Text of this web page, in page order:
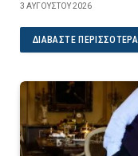
3 ΑΥΓΟΎΣΤΟΥ 2026
ΔΙΑΒΆΣΤΕ ΠΕΡΙΣΣΌΤΕΡΑ